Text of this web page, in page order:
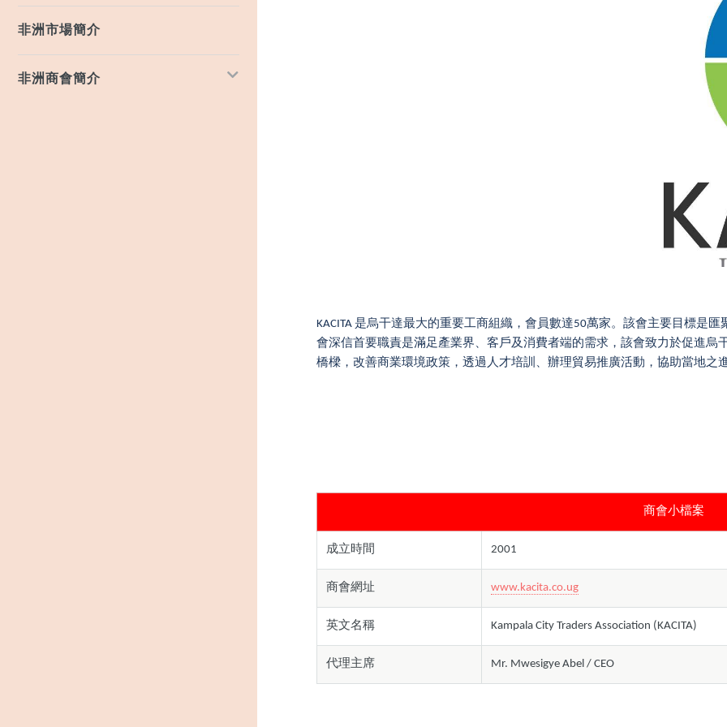
KACITA 是烏干達最大的重要工商組織，會員數達50萬家。該會主要目標是
會深信首要職責是滿足產業界、客戶及消費者端的需求，該會致力於促進
橋樑，改善商業環境政策，透過人才培訓、辦理貿易推廣活動，協助當地之
商會小檔案
成立時間 2001
商會網址 www.kacita.co.ug
英文名稱 Kampala City Traders Association (KACITA)
代理主席 Mr. Mwesigye Abel / CEO
非洲市場簡介
非洲商會簡介